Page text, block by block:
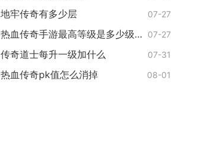
地牢传奇有多少层 07-27
热血传奇手游最高等级是多少级的 07-27
传奇道士每升一级加什么 07-31
热血传奇pk值怎么消掉 08-01